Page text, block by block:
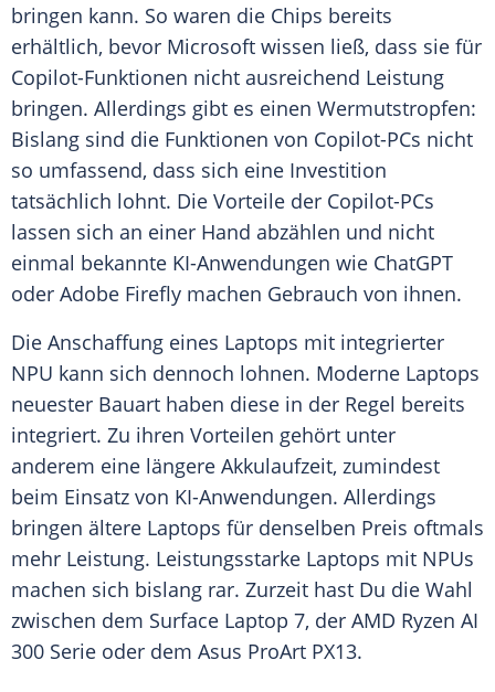
bringen kann. So waren die Chips bereits
erhältlich, bevor Microsoft wissen ließ, dass sie für
Copilot-Funktionen nicht ausreichend Leistung
bringen. Allerdings gibt es einen Wermutstropfen:
Bislang sind die Funktionen von Copilot-PCs nicht
so umfassend, dass sich eine Investition
tatsächlich lohnt. Die Vorteile der Copilot-PCs
lassen sich an einer Hand abzählen und nicht
einmal bekannte KI-Anwendungen wie ChatGPT
oder Adobe Firefly machen Gebrauch von ihnen.
Die Anschaffung eines Laptops mit integrierter
NPU kann sich dennoch lohnen. Moderne Laptops
neuester Bauart haben diese in der Regel bereits
integriert. Zu ihren Vorteilen gehört unter
anderem eine längere Akkulaufzeit, zumindest
beim Einsatz von KI-Anwendungen. Allerdings
bringen ältere Laptops für denselben Preis oftmals
mehr Leistung. Leistungsstarke Laptops mit NPUs
machen sich bislang rar. Zurzeit hast Du die Wahl
zwischen dem Surface Laptop 7, der AMD Ryzen AI
300 Serie oder dem Asus ProArt PX13.